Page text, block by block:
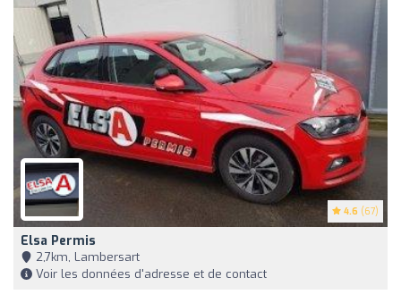
4.6 (67)
Elsa Permis
2,7km, Lambersart
Voir les données d'adresse et de contact